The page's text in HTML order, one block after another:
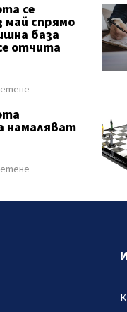
се
май спрямо
база
отчита
намаляват